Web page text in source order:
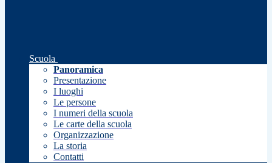
Scuola
Panoramica
Presentazione
I luoghi
Le persone
I numeri della scuola
Le carte della scuola
Organizzazione
La storia
Contatti